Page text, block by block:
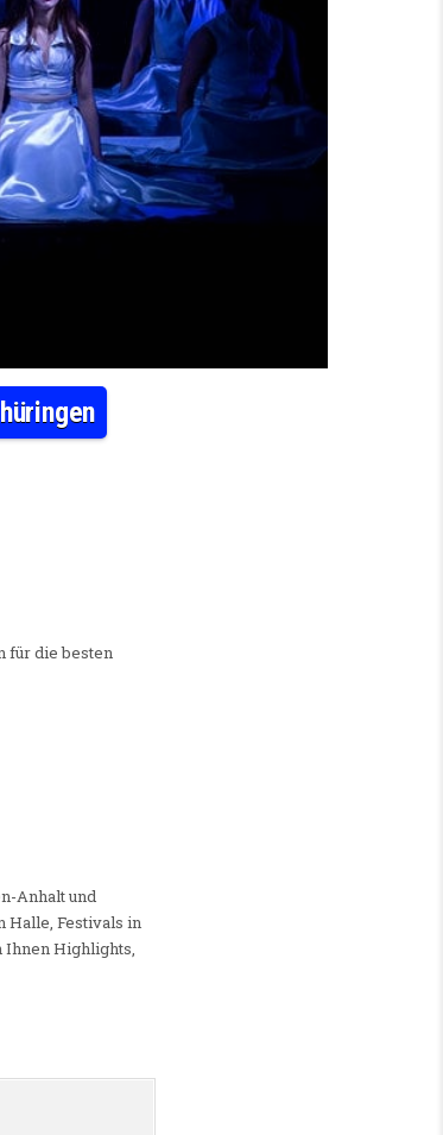
SACHSEN-ANHALT, SACHSEN UND THÜRINGEN
für die besten
Anhalt und
Halle, Festivals in
Ihnen Highlights,